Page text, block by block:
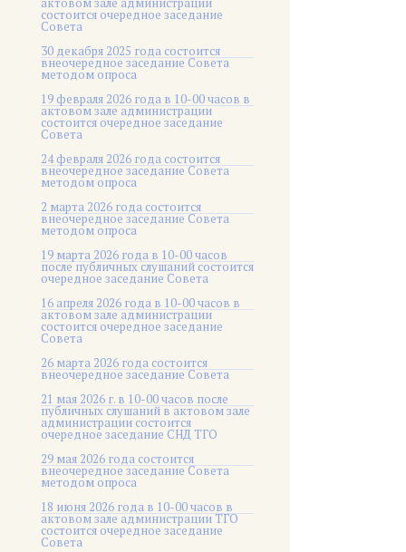
состоится очередное заседание
Совета
30 декабря 2025 года состоится
внеочередное заседание Совета
методом опроса
19 февраля 2026 года в 10-00 часов в
актовом зале администрации
состоится очередное заседание
Совета
24 февраля 2026 года состоится
внеочередное заседание Совета
методом опроса
2 марта 2026 года состоится
внеочередное заседание Совета
методом опроса
19 марта 2026 года в 10-00 часов
после публичных слушаний состоится
очередное заседание Совета
16 апреля 2026 года в 10-00 часов в
актовом зале администрации
состоится очередное заседание
Совета
26 марта 2026 года состоится
внеочередное заседание Совета
21 мая 2026 г. в 10-00 часов после
публичных слушаний в актовом зале
администрации состоится
очередное заседание СНД ТГО
29 мая 2026 года состоится
внеочередное заседание Совета
методом опроса
18 июня 2026 года в 10-00 часов в
актовом зале администрации ТГО
состоится очередное заседание
Совета